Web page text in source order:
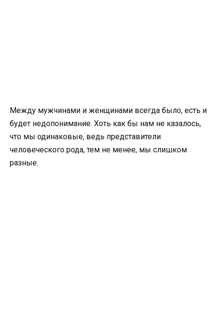
Между мужчинами и женщинами всегда было, есть и
будет недопонимание. Хоть как бы нам не казалось,
что мы одинаковые, ведь представители
человеческого рода, тем не менее, мы слишком
разные.